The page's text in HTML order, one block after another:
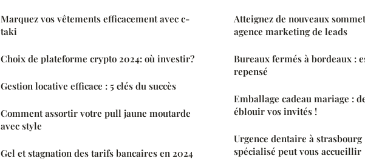
Marquez vos vêtements efficacement avec c-
taki
Choix de plateforme crypto 2024: où investir?
Gestion locative efficace : 5 clés du succès
Comment assortir votre pull jaune moutarde
avec style
Gel et stagnation des tarifs bancaires en 2024
Atteignez de nouveaux
agence marketing de leads
Bureaux fermés à bordeaux :
repensé
Emballage cadeau mariage :
éblouir vos invités !
Urgence dentaire à
spécialisé peut vous accueillir